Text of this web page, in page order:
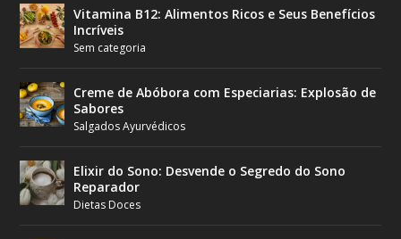
Vitamina B12: Alimentos Ricos e Seus Benefícios
Incríveis
Sem categoria
Creme de Abóbora com Especiarias: Explosão de
Sabores
Salgados Ayurvédicos
Elixir do Sono: Desvende o Segredo do Sono
Reparador
Dietas Doces